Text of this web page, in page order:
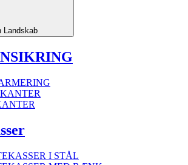
Landskab
I STÅL